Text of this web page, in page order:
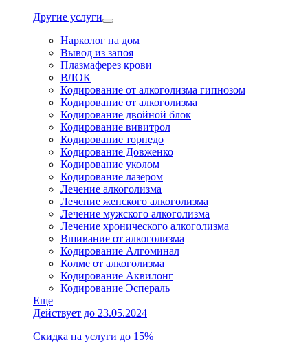
Другие услуги
Нарколог на дом
Вывод из запоя
Плазмаферез крови
ВЛОК
Кодирование от алкоголизма гипнозом
Кодирование от алкоголизма
Кодирование двойной блок
Кодирование вивитрол
Кодирование торпедо
Кодирование Довженко
Кодирование уколом
Кодирование лазером
Лечение алкоголизма
Лечение женского алкоголизма
Лечение мужского алкоголизма
Лечение хронического алкоголизма
Вшивание от алкоголизма
Кодирование Алгоминал
Колме от алкоголизма
Кодирование Аквилонг
Кодирование Эспераль
Еще
Действует до 23.05.2024
Скидка на услуги до 15%